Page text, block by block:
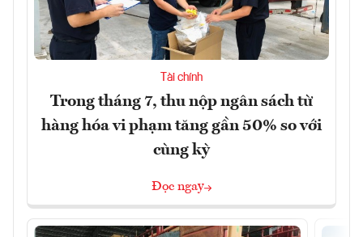
Tài chính
Trong tháng 7, thu nộp ngân sách từ
hàng hóa vi phạm tăng gần 50% so với
cùng kỳ
Đọc ngay